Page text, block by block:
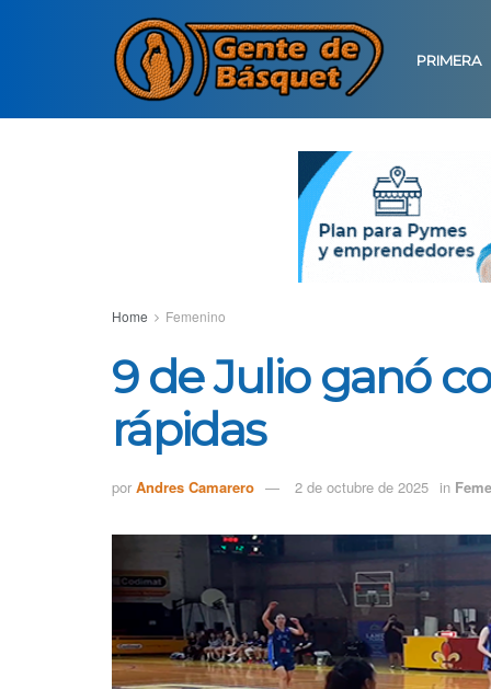
PRIMERA
Home Femenino
9 de Julio ganó
rápidas
por Andres Camarero 2 de octubre de 2025 in